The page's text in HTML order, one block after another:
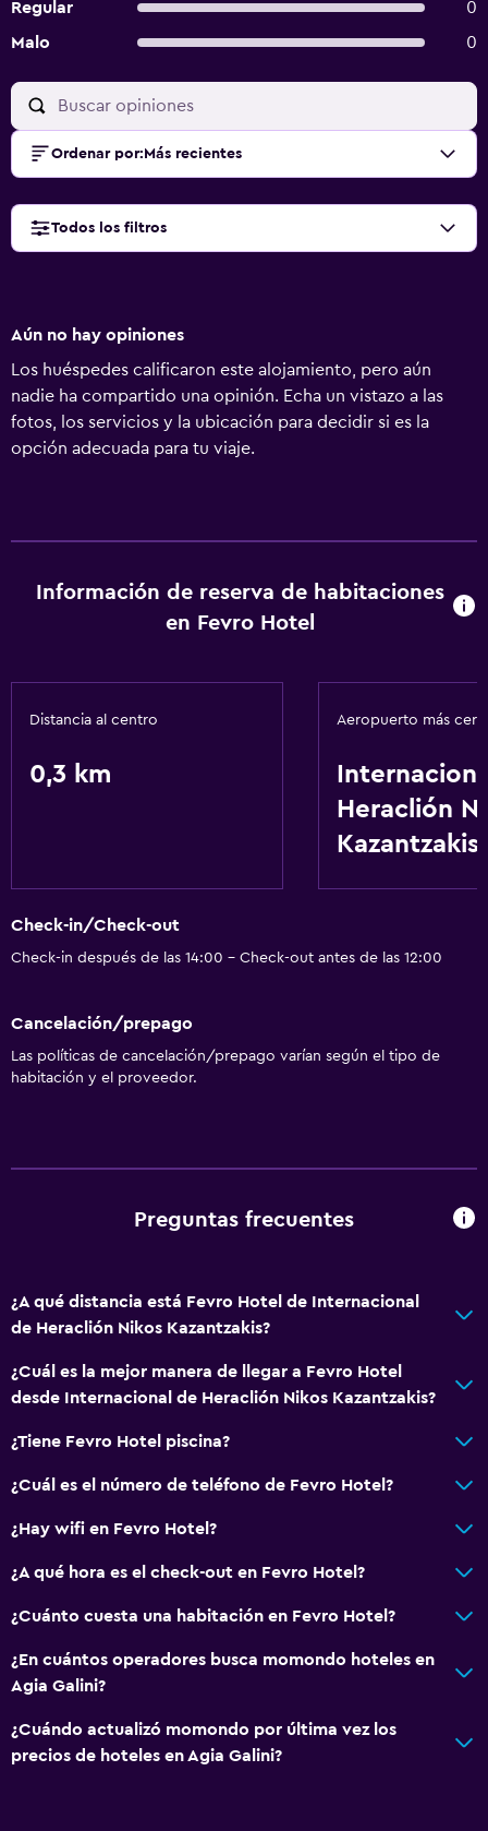
Regular
0
Malo
0
Ordenar por: Más recientes
Todos los filtros
Aún no hay opiniones
Los huéspedes calificaron este alojamiento, pero aún
nadie ha compartido una opinión. Echa un vistazo a las
fotos, los servicios y la ubicación para decidir si es la
opción adecuada para tu viaje.
Información de reserva de habitaciones
en Fevro Hotel
Distancia al centro
0,3 km
Aeropuerto más
Heraclión
Kazantzakis
Check-in/Check-out
Check-in después de las 14:00 - Check-out antes de las 12:00
Cancelación/prepago
Las políticas de cancelación/prepago varían según el tipo de
habitación y el proveedor.
Preguntas frecuentes
¿A qué distancia está Fevro Hotel de Internacional
de Heraclión Nikos Kazantzakis?
¿Cuál es la mejor manera de llegar a Fevro Hotel
desde Internacional de Heraclión Nikos Kazantzakis?
¿Tiene Fevro Hotel piscina?
¿Cuál es el número de teléfono de Fevro Hotel?
¿Hay wifi en Fevro Hotel?
¿A qué hora es el check-out en Fevro Hotel?
¿Cuánto cuesta una habitación en Fevro Hotel?
¿En cuántos operadores busca momondo hoteles en
Agia Galini?
¿Cuándo actualizó momondo por última vez los
precios de hoteles en Agia Galini?